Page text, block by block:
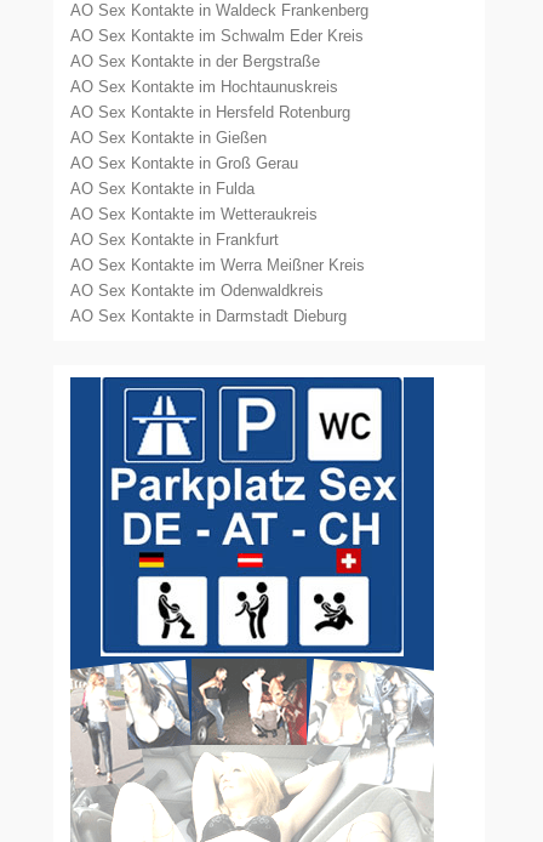
AO Sex Kontakte in Waldeck Frankenberg
AO Sex Kontakte im Schwalm Eder Kreis
AO Sex Kontakte in der Bergstraße
AO Sex Kontakte im Hochtaunuskreis
AO Sex Kontakte in Hersfeld Rotenburg
AO Sex Kontakte in Gießen
AO Sex Kontakte in Groß Gerau
AO Sex Kontakte in Fulda
AO Sex Kontakte im Wetteraukreis
AO Sex Kontakte in Frankfurt
AO Sex Kontakte im Werra Meißner Kreis
AO Sex Kontakte im Odenwaldkreis
AO Sex Kontakte in Darmstadt Dieburg